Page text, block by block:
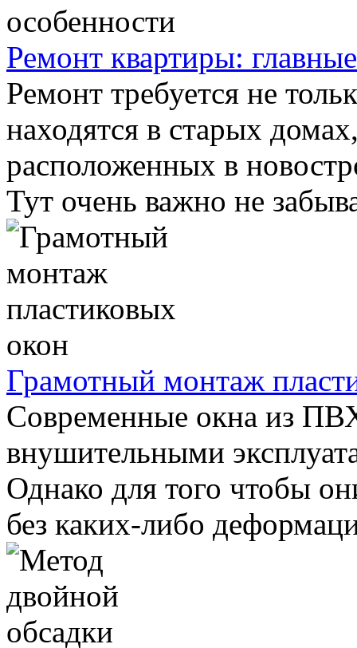
Ремонт квартиры:
Ремонт требуется не
находятся в старых
расположенных в
Тут очень важно не
Грамотный монтаж
Современные окна из
внушительными
Однако для того чтобы
без каких-либо